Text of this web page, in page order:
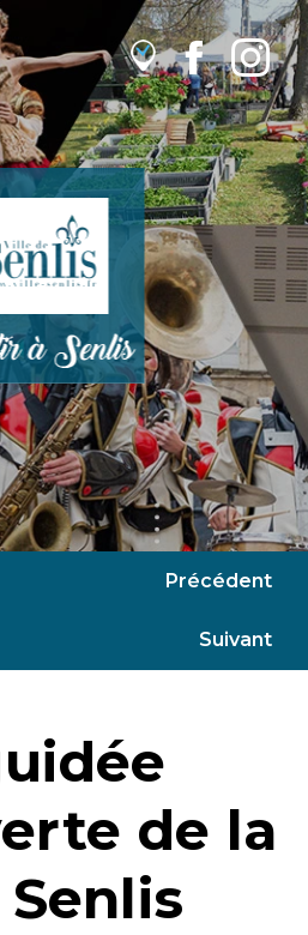
Précédent
Suivant
de la